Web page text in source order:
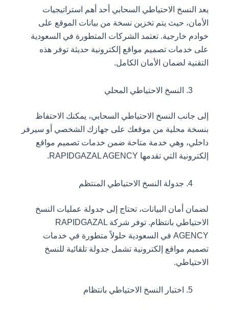
يعد النسخ الاحتياطي السحابي أحد أهم استراتيجيات
الأمان، حيث يتم تخزين نسخة من بيانات الموقع على
خوادم خارجية. تعتمد الشركات المتطورة في السعودية
على خدمات تصميم مواقع إلكترونية حديثة توفر هذه
التقنية لضمان الأمان الكامل.
النسخ الاحتياطي المحلي
إلى جانب النسخ الاحتياطي السحابي، يمكنك الاحتفاظ
بنسخة محلية من موقعك على جهازك الشخصي أو سيرفر
داخلي، وهي خدمة متاحة ضمن خدمات تصميم مواقع
إلكترونية التي تقدمها RAPIDGAZAL AGENCY.
جدولة النسخ الاحتياطي المنتظم
لضمان أمان البيانات، تحتاج إلى جدولة عمليات النسخ
الاحتياطي بانتظام. توفر شركة RAPIDGAZAL
AGENCY في السعودية حلولاً متطورة في خدمات
تصميم مواقع إلكترونية تشمل جدولة تلقائية للنسخ
الاحتياطي.
اختبار النسخ الاحتياطي بانتظام